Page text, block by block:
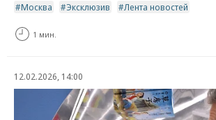
Москва
Эксклюзив Лента новостей
1 мин.
12.02.2026, 14:00